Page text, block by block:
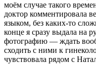
моём случае такого
доктор комментировала
языком, без каких-то
конце я сразу выдала на
фотографию — ждать
сходить с ними к
чувствовала рядом с